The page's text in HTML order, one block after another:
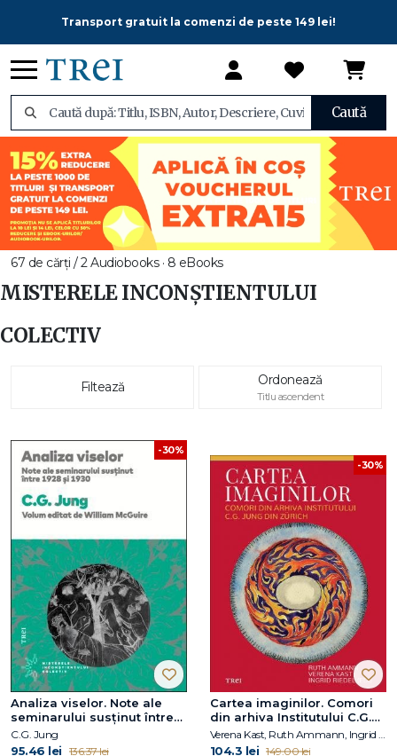
Transport gratuit la comenzi de peste 149 lei!
Caută
67 de cărți / 2 Audiobooks · 8 eBooks
MISTERELE INCONȘTIENTULUI
COLECTIV
Filtează Ordonează
Titlu ascendent
-30%
Analiza viselor. Note ale
seminarului susținut între
1928 și 1930
C.G. Jung
95.46 lei 136.37 lei
-30%
Cartea imaginilor. Comori
din arhiva Institutului C.G.
Jung din Zürich
104.3 lei 149.00 lei